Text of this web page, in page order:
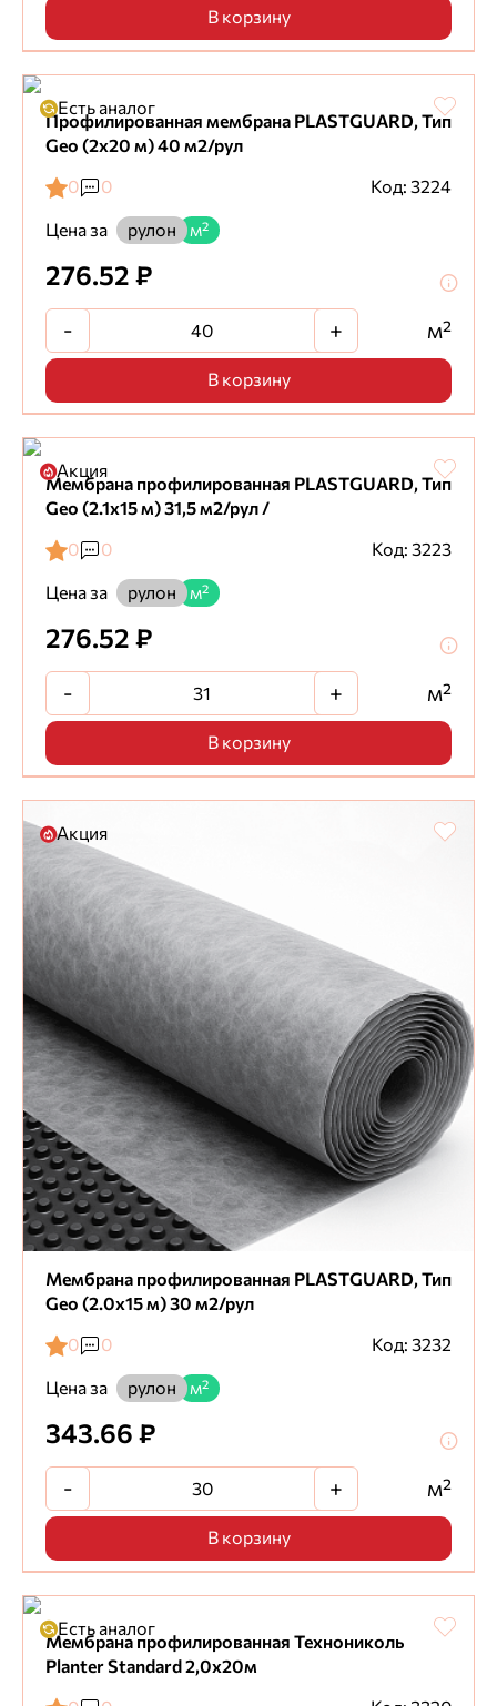
В корзину
Есть аналог
Профилированная мембрана PLASTGUARD, Тип
Geo (2x20 м) 40 м2/рул
0
0
Код: 3224
Цена за
рулон м²
276.52 ₽
- + м²
В корзину
Акция
Мембрана профилированная PLASTGUARD, Тип
Geo (2.1x15 м) 31,5 м2/рул /
0
0
Код: 3223
Цена за
рулон м²
276.52 ₽
- + м²
В корзину
Акция
Мембрана профилированная PLASTGUARD, Тип
Geo (2.0x15 м) 30 м2/рул
0
0
Код: 3232
Цена за
рулон м²
343.66 ₽
- + м²
В корзину
Есть аналог
Мембрана профилированная Технониколь
Planter Standard 2,0х20м